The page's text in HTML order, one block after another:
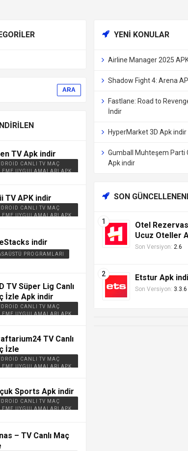
TV Apk indir
CANLI TV MAÇ
UYGULAMALARI APK
TV APK indir
CANLI TV MAÇ
UYGULAMALARI APK
indir
PROGRAMLARI
TV Süper Lig Canlı
İzle Apk indir
CANLI TV MAÇ
UYGULAMALARI APK
TV Canlı
İzle
CANLI TV MAÇ
UYGULAMALARI APK
Sports Apk indir
CANLI TV MAÇ
UYGULAMALARI APK
– TV Canlı Maç
YENI KONULAR
Airline Manager 2025
Shadow Fight 4: Arena
Fastlane: Road to
İndir
HyperMarket 3D Apk indir
Gumball Muhteşem Parti
Apk indir
SON
Otel
Ucuz Oteller
Son Versiyon: 2.6
Etstur Apk
Son Versiyon: 3.3.6